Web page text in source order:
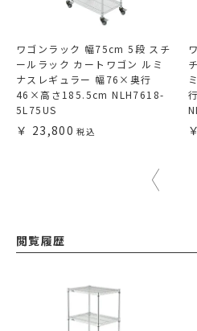
ワゴンラック 幅75cm 5段 スチ
ールラック カートワゴン ルミ
ナスレギュラー 幅76×奥行
46×高さ185.5cm NLH7618-
5L75US
23,800
閲覧履歴